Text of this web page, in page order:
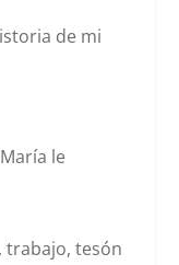
de mi
le
trabajo, tesón